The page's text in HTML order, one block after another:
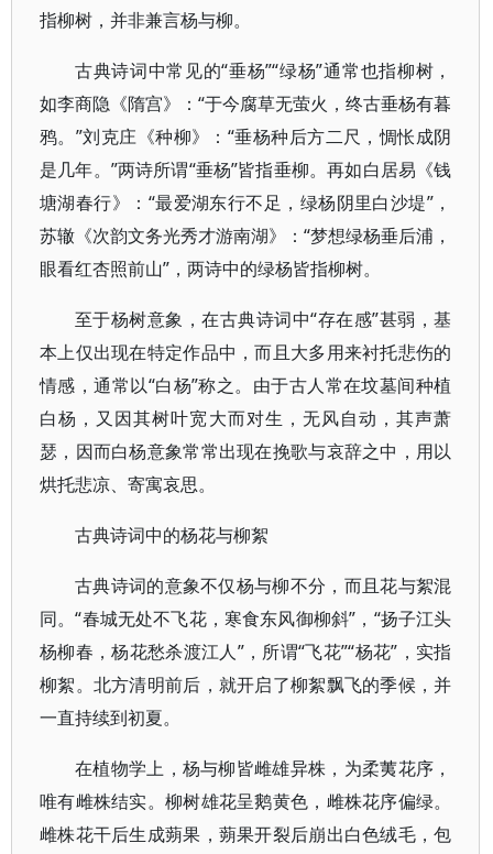
指柳树，并非兼言杨与柳。
古典诗词中常见的“垂杨”“绿杨”通常也指柳树，
如李商隐《隋宫》：“于今腐草无萤火，终古垂杨有暮
鸦。”刘克庄《种柳》：“垂杨种后方二尺，惆怅成阴
是几年。”两诗所谓“垂杨”皆指垂柳。再如白居易《钱
塘湖春行》：“最爱湖东行不足，绿杨阴里白沙堤”，
苏辙《次韵文务光秀才游南湖》：“梦想绿杨垂后浦，
眼看红杏照前山”，两诗中的绿杨皆指柳树。
至于杨树意象，在古典诗词中“存在感”甚弱，基
本上仅出现在特定作品中，而且大多用来衬托悲伤的
情感，通常以“白杨”称之。由于古人常在坟墓间种植
白杨，又因其树叶宽大而对生，无风自动，其声萧
瑟，因而白杨意象常常出现在挽歌与哀辞之中，用以
烘托悲凉、寄寓哀思。
古典诗词中的杨花与柳絮
古典诗词的意象不仅杨与柳不分，而且花与絮混
同。“春城无处不飞花，寒食东风御柳斜”，“扬子江头
杨柳春，杨花愁杀渡江人”，所谓“飞花”“杨花”，实指
柳絮。北方清明前后，就开启了柳絮飘飞的季候，并
一直持续到初夏。
在植物学上，杨与柳皆雌雄异株，为柔荑花序，
唯有雌株结实。柳树雄花呈鹅黄色，雌株花序偏绿。
雌株花干后生成蒴果，蒴果开裂后崩出白色绒毛，包